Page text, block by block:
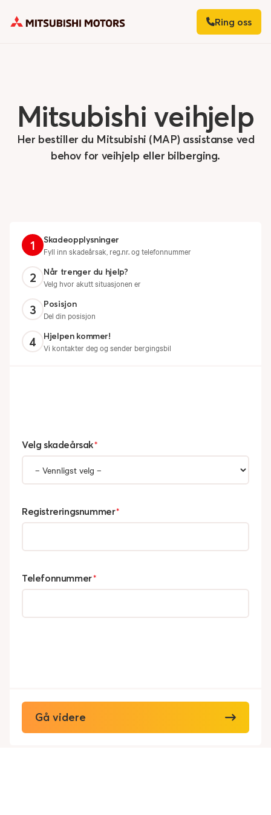
Ring oss
Mitsubishi veihjelp
Her bestiller du Mitsubishi (MAP) assistanse ved
behov for veihjelp eller bilberging.
1
Skadeopplysninger
Fyll inn skadeårsak, reg.nr. og telefonnummer
2
Når trenger du hjelp?
Velg hvor akutt situasjonen er
3
Posisjon
Del din posisjon
4
Hjelpen kommer!
Vi kontakter deg og sender bergingsbil
Velg skadeårsak*
Registreringsnummer*
Telefonnummer*
Gå videre